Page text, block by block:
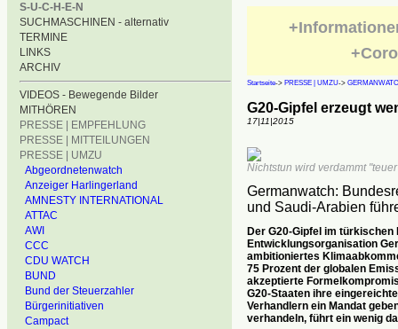
S-U-C-H-E-N
SUCHMASCHINEN - alternativ
TERMINE
LINKS
ARCHIV
VIDEOS - Bewegende Bilder
MITHÖREN
PRESSE | EMPFEHLUNG
PRESSE | MITTEILUNGEN
PRESSE | UMZU
Abgeordnetenwatch
Anzeiger Harlingerland
AMNESTY INTERNATIONAL
ATTAC
AWI
CCC
CDU WATCH
BUND
Bund der Steuerzahler
Bürgerinitiativen
Campact
Startseite-> PRESSE | UMZU->
G20-Gipfel erzeugt
17|11|2015
Nichtstun wird verdammt
Germanwatch:
und Saudi-Arabien
Der G20-Gipfel im türkischen
Entwicklungsorganisation
ambitioniertes
75 Prozent der globalen
akzeptierte
G20-Staaten ihre
Verhandlern ein Mandat
verhandeln, führt ein wenig